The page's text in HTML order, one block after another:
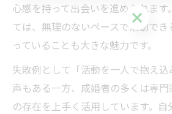
心感を持って出会いを進められます
ては、無理のないペースで活動で
っていることも大きな魅力です。
失敗例として「活動を一人で抱え
声もある一方、成婚者の多くは専
の存在を上手く活用しています。
お問い合わせはこ